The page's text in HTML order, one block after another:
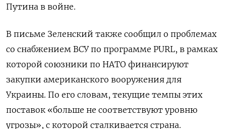
Путина в войне.
В письме Зеленский также сообщил о проблемах
со снабжением ВСУ по программе PURL, в рамках
которой союзники по НАТО финансируют
закупки американского вооружения для
Украины. По его словам, текущие темпы этих
поставок «больше не соответствуют уровню
угрозы», с которой сталкивается страна.